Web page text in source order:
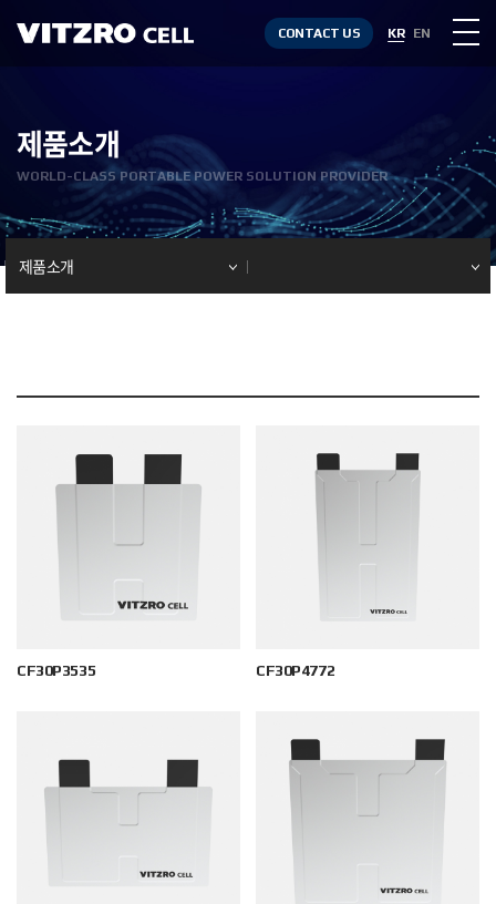
CONTACT US KR EN
제품소개
WORLD-CLASS PORTABLE POWER SOLUTION PROVIDER
제품소개
CF30P3535 CF30P4772